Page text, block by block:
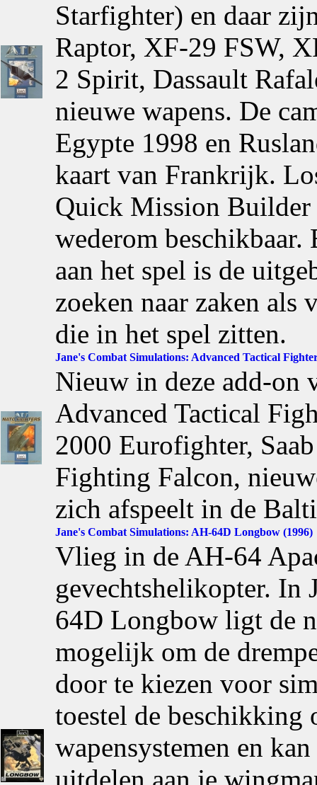
Starfighter) en daar
Raptor, XF-29 FSW,
2 Spirit, Dassault
nieuwe wapens. De
Egypte 1998 en
kaart van Frankrijk.
Quick Mission
wederom beschikbaar.
aan het spel is de
zoeken naar zaken als
die in het spel zitten.
Jane's Combat Simulations: Advanced Tactical
Nieuw in deze add-on
Advanced Tactical
2000 Eurofighter,
Fighting Falcon,
zich afspeelt in de
Jane's Combat Simulations: AH-64D Longbow (1996)
Vlieg in de AH-64
gevechtshelikopter. In
64D Longbow ligt de
mogelijk om de
door te kiezen voor
toestel de beschikking
wapensystemen en